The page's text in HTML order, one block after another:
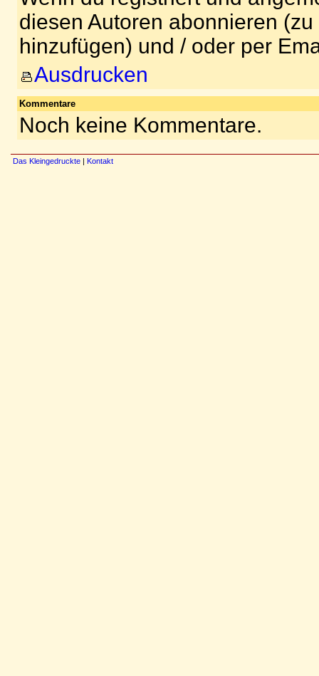
diesen Autoren abonnieren
hinzufügen) und / oder per
Ausdrucken
Kommentare
Noch keine Kommentare.
Das Kleingedruckte | Kontakt